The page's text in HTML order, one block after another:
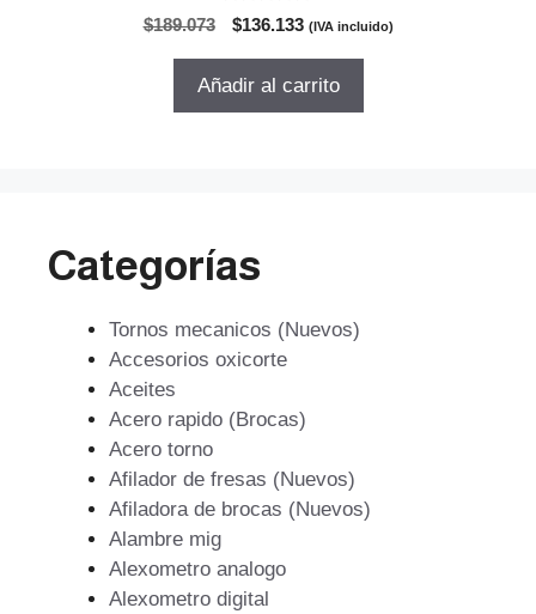
$189.073
El
original
$136.133El
actual
(IVA incluido)
Añadir al carrito
Categorías
Tornos mecanicos (Nuevos)
Accesorios oxicorte
Aceites
Acero rapido (Brocas)
Acero torno
Afilador de fresas (Nuevos)
Afiladora de brocas (Nuevos)
Alambre mig
Alexometro analogo
Alexometro digital